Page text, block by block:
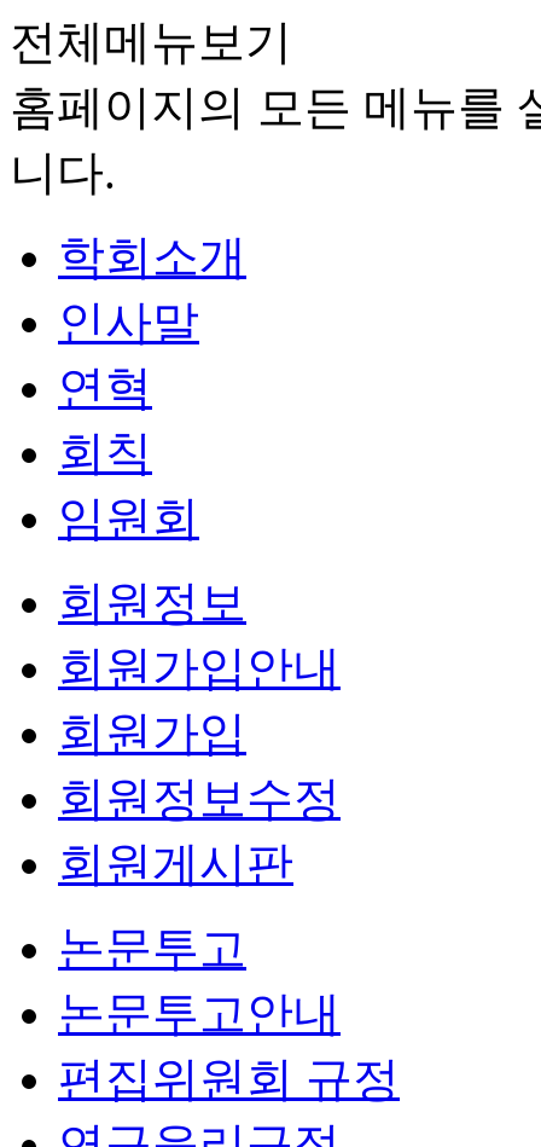
전체메뉴보기
홈페이지의 모든 메뉴를
니다.
학회소개
인사말
연혁
회칙
임원회
회원정보
회원가입안내
회원가입
회원정보수정
회원게시판
논문투고
논문투고안내
편집위원회 규정